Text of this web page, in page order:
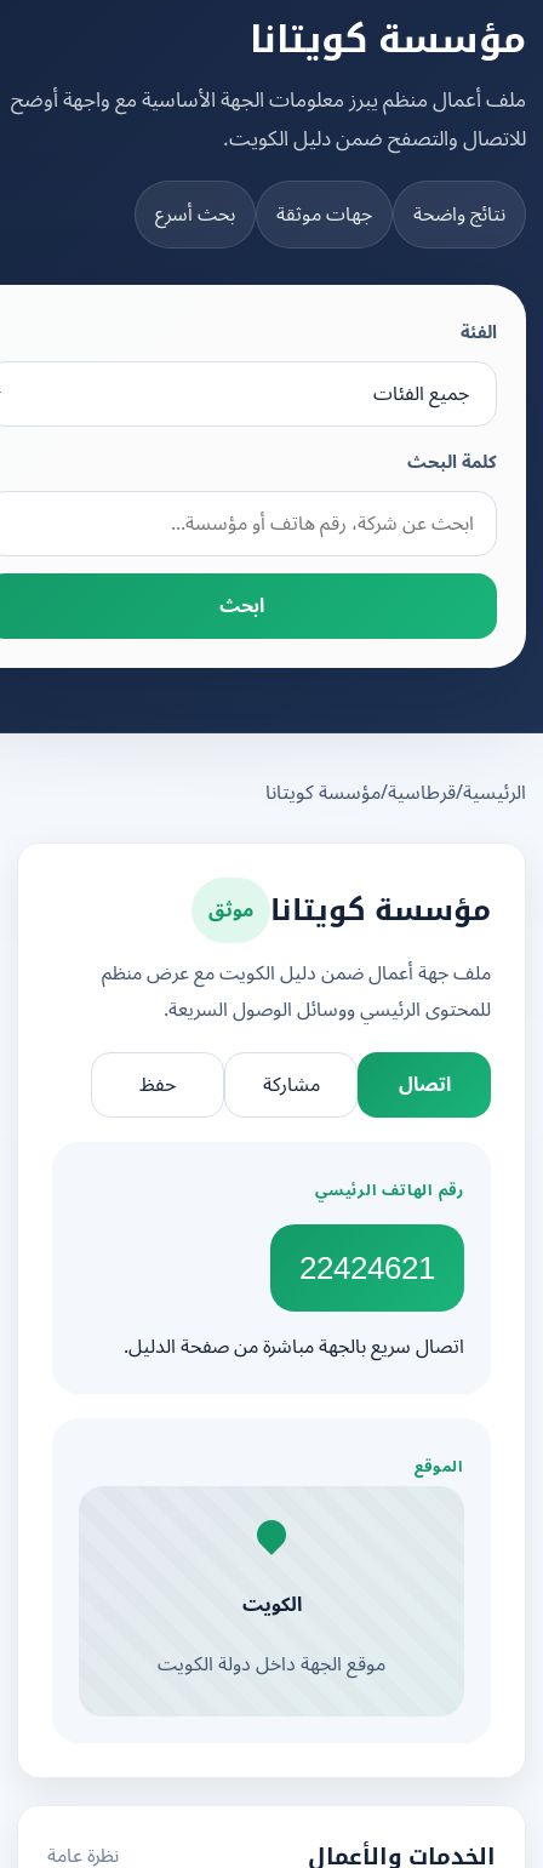
كويتانا
منظم يبرز معلومات الجهة الأساسية مع واجهة أوضح
والتصفح ضمن دليل الكويت.
واضحة جهات موثقة بحث أسرع
كلمة البحث
ابحث
/قرطاسية/مؤسسة كويتانا
مؤسسة كويتانا موثق
ملف جهة أعمال ضمن دليل الكويت مع عرض منظم
للمحتوى الرئيسي ووسائل الوصول السريعة.
اتصال
مشاركة
رقم الهاتف الرئيسي
22424621
اتصال سريع بالجهة مباشرة من صفحة الدليل.
الموقع
الكويت
موقع الجهة داخل دولة الكويت
الخدمات والأعمال نظرة عامة